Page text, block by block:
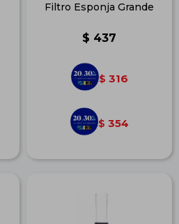
Filtro Esponja Grande
$ 437
$ 316
$ 354